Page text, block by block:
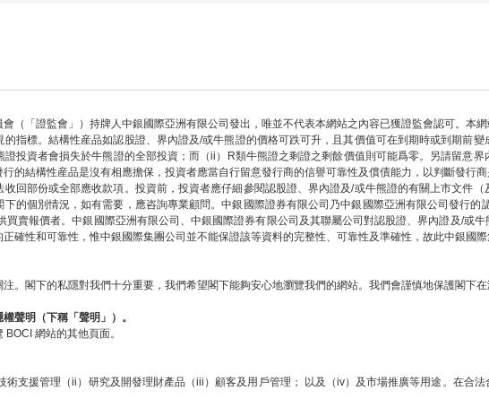
（「證監會」）持牌人中銀國際亞洲有限公司發出，唯並不代表本網站之內容已獲證監會認可。本
指標。結構性産品如認股證、界內證及/或牛熊證的價格可跌可升，且其價值可在到期時或到期前
投資者會損失於牛熊證的全部投資；而（ii）R類牛熊證之剩證之剩餘價值則可能爲零。另請留意
的結構性産品是沒有相應擔保，投資者應當自行留意發行商的信譽可靠性及償債能力，以判斷發行
回部份或全部應收款項。投資前，投資者應仔細參閱認股證、界內證及/或牛熊證的有關上市文件
的個別情況，如有需要，應咨詢專業顧問。中銀國際證券有限公司乃中銀國際亞洲有限公司發行
買賣報價者。中銀國際亞洲有限公司、中銀國際證券有限公司及其聯屬公司對認股證、界內證及/或
確性和可靠性，惟中銀國際集團公司並不能保證該等資料的完整性、可靠性及準確性，故此中銀國
。閣下的私隱對我們十分重要，我們希望閣下能夠安心地瀏覽我們的網站。我們會謹慎地保護閣下
聲明（下稱「聲明」）。
網站的其他頁面。
術支援管理（ii）研究及開發理財產品（iii）顧客及用戶管理； 以及（iv）及市場推廣等用途。在合